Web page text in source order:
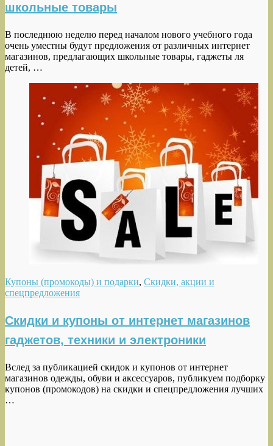
школьные товары
В последнюю неделю перед началом нового учебного года
очень уместны будут предложения от различных интернет
магазинов, предлагающих школьные товары, гаджеты ля
детей, …
Купоны (промокоды) и подарки, Скидки, акции и
спецпредложения
Cкидки и купоны от интернет магазинов
гаджетов, техники и электроники
Вслед за публикацией скидок и купонов от интернет
магазинов одежды, обуви и аксессуаров, публикуем подборку
купонов (промокодов) на скидки и спецпредложения лучших
…